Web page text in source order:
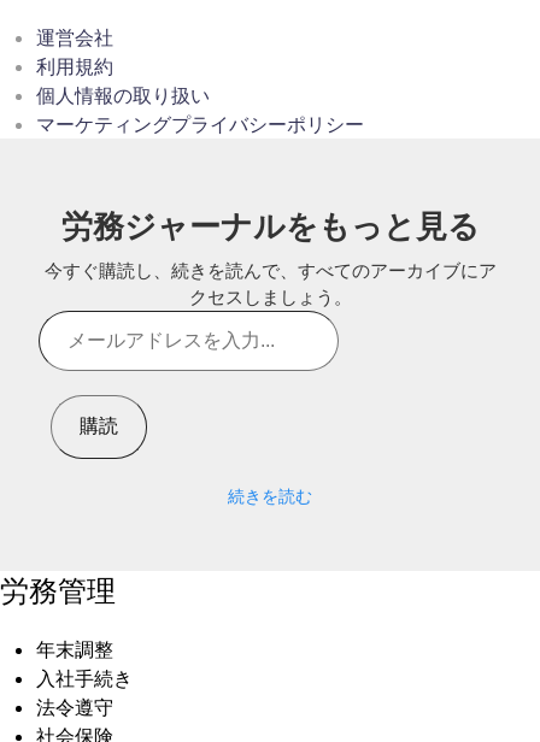
運営会社
利用規約
個人情報の取り扱い
マーケティングプライバシーポリシー
労務ジャーナルをもっと見る
今すぐ購読し、続きを読んで、すべてのアーカイブにア
クセスしましょう。
メ
ー
ア
ド
力...
購読
続きを読む
労務管理
年末調整
入社手続き
法令遵守
社会保険